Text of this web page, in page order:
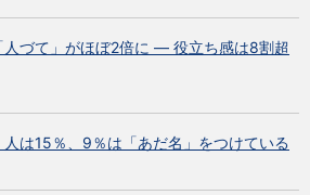
人づて」がほぼ2倍に ― 役立ち感は8割超
は15％、9％は「あだ名」をつけている